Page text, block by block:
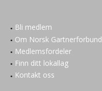
Bli medlem
Om Norsk Gartnerforbund
Medlemsfordeler
Finn ditt lokallag
Kontakt oss